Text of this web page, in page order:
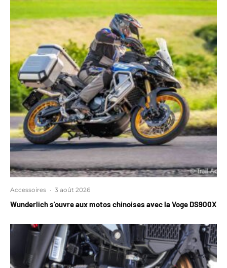
Accessoires · 3 août 2026
Wunderlich s’ouvre aux motos chinoises avec la Voge DS900X